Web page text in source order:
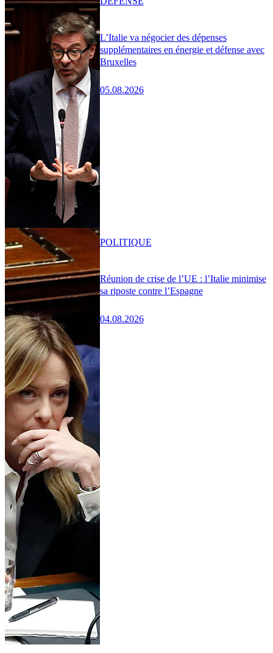
L’Italie va négocier des dépenses
supplémentaires en énergie et défense avec
Bruxelles
05.08.2026
Réunion de crise de l’UE : l’Italie minimise
sa riposte contre l’Espagne
04.08.2026
POLITIQUE